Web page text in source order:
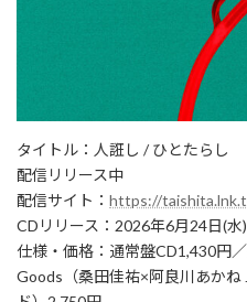
タイトル：人誑し / ひとたらし
配信リリース中
配信サイト： https://
CDリリース：2026年6月24日(水)
仕様・価格：通常盤CD1,430円
Goods（桑田佳祐×阿良川あか